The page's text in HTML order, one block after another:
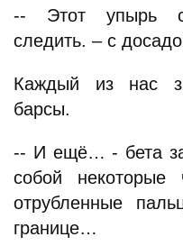
-- Этот упырь
следить. – с
Каждый из нас
барсы.
-- И ещё… - бета
собой
отрубленные
границе…